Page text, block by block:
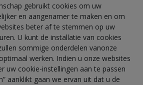
gebruikt cookies om uw
en aangenamer te maken en om
beter af te stemmen op uw
U kunt de installatie van cookies
sommige onderdelen vanonze
werken. Indien u onze websites
uw cookie-instellingen aan te passen
aanklikt gaan we ervan uit dat u de